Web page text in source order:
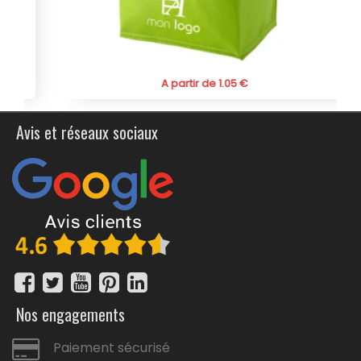
parfait pour les événements en plein air et les activités
A partir de 1.05 €
Avis et réseaux sociaux
Nos engagements
Paiement sécurisé